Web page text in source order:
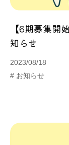
【6期募集開
知らせ
2023/08/18
# お知らせ